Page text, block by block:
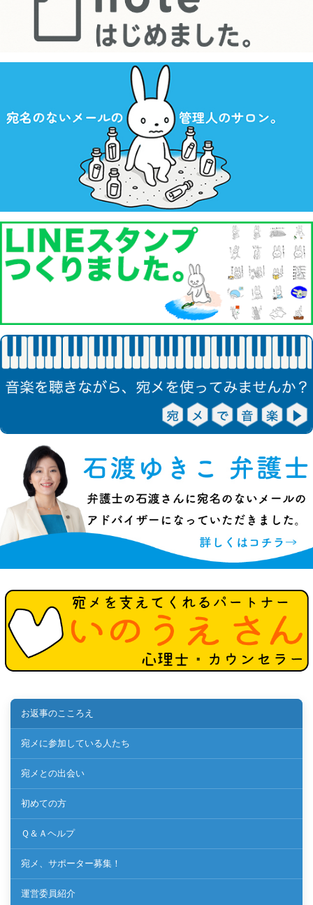
お返事のこころえ
宛メに参加している人たち
宛メとの出会い
初めての方
Ｑ＆Ａヘルプ
宛メ、サポーター募集！
運営委員紹介